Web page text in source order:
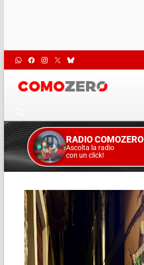
RADIO COMOZERO
Ascolta la radio
con un click!